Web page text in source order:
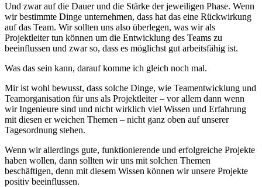
Und zwar auf die Dauer und die Stärke der jeweiligen Phase. Wenn
wir bestimmte Dinge unternehmen, dass hat das eine Rückwirkung
auf das Team. Wir sollten uns also überlegen, was wir als
Projektleiter tun können um die Entwicklung des Teams zu
beeinflussen und zwar so, dass es möglichst gut arbeitsfähig ist.
Was das sein kann, darauf komme ich gleich noch mal.
Mir ist wohl bewusst, dass solche Dinge, wie Teamentwicklung und
Teamorganisation für uns als Projektleiter – vor allem dann wenn
wir Ingenieure sind und nicht wirklich viel Wissen und Erfahrung
mit diesen er weichen Themen – nicht ganz oben auf unserer
Tagesordnung stehen.
Wenn wir allerdings gute, funktionierende und erfolgreiche Projekte
haben wollen, dann sollten wir uns mit solchen Themen
beschäftigen, denn mit diesem Wissen können wir unsere Projekte
positiv beeinflussen.